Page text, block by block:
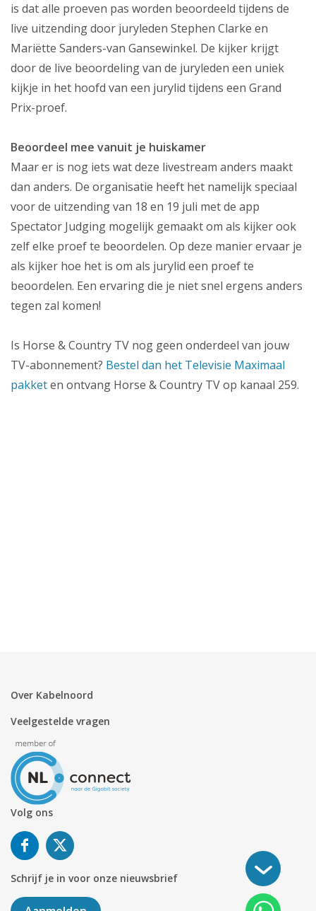
is dat alle proeven pas worden beoordeeld tijdens de
live uitzending door juryleden Stephen Clarke en
Mariëtte Sanders-van Gansewinkel. De kijker krijgt
door de live beoordeling van de juryleden een uniek
kijkje in het hoofd van een jurylid tijdens een Grand
Prix-proef.
Beoordeel mee vanuit je huiskamer
Maar er is nog iets wat deze livestream anders maakt
dan anders. De organisatie heeft het namelijk speciaal
voor de uitzending van 18 en 19 juli met de app
Spectator Judging mogelijk gemaakt om als kijker ook
zelf elke proef te beoordelen. Op deze manier ervaar je
als kijker hoe het is om als jurylid een proef te
beoordelen. Een ervaring die je niet snel ergens anders
tegen zal komen!
Is Horse & Country TV nog geen onderdeel van jouw
TV-abonnement? Bestel dan het Televisie Maximaal
pakketen ontvang Horse & Country TV op kanaal 259.
Over Kabelnoord
Veelgestelde vragen
Volg ons
Schrijf je in voor onze nieuwsbrief